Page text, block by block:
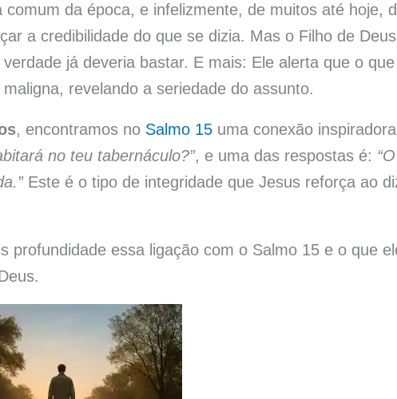
da época, e infelizmente, de muitos até hoje,
a credibilidade do que se dizia. Mas o Filho de Deus
já deveria bastar. E mais: Ele alerta que o que
revelando a seriedade do assunto.
, encontramos no Salmo 15 uma conexão
no teu tabernáculo?”, e uma das respostas é: “O
Este é o tipo de integridade que Jesus reforça ao
profundidade essa ligação com o Salmo 15 e o que